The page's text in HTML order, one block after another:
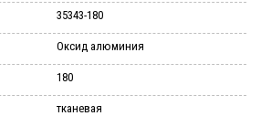
35343-180
Оксид алюминия
180
тканевая